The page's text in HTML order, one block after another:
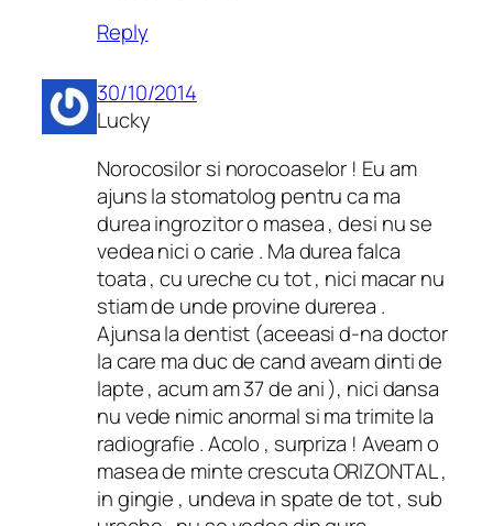
Reply
30/10/2014
Lucky
Norocosilor si norocoaselor ! Eu am
ajuns la stomatolog pentru ca ma
durea ingrozitor o masea , desi nu se
vedea nici o carie . Ma durea falca
toata , cu ureche cu tot , nici macar nu
stiam de unde provine durerea .
Ajunsa la dentist (aceeasi d-na doctor
la care ma duc de cand aveam dinti de
lapte , acum am 37 de ani ), nici dansa
nu vede nimic anormal si ma trimite la
radiografie . Acolo , surpriza ! Aveam o
masea de minte crescuta ORIZONTAL ,
in gingie , undeva in spate de tot , sub